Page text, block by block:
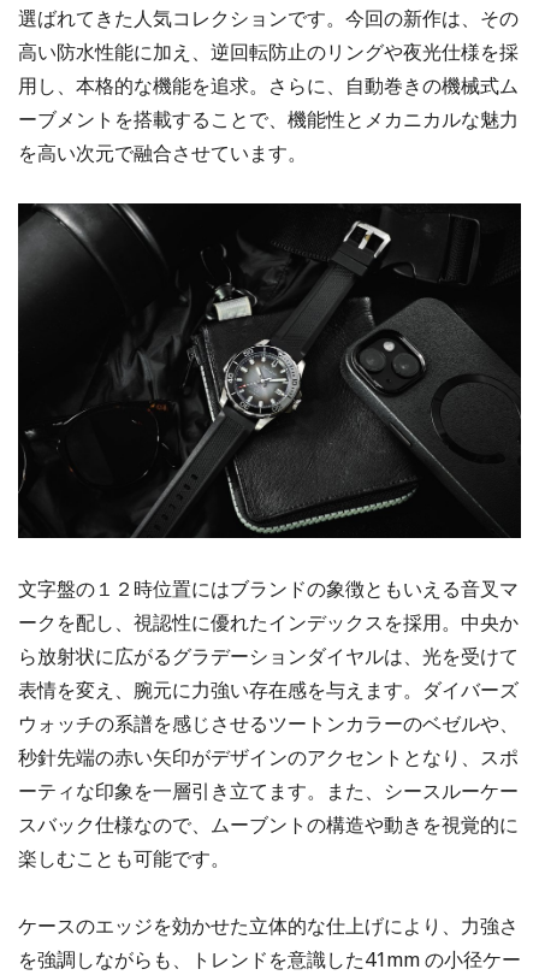
選ばれてきた人気コレクションです。今回の新作は、その
高い防水性能に加え、逆回転防止のリングや夜光仕様を採
用し、本格的な機能を追求。さらに、自動巻きの機械式ム
ーブメントを搭載することで、機能性とメカニカルな魅力
を高い次元で融合させています。
文字盤の１２時位置にはブランドの象徴ともいえる音叉マ
ークを配し、視認性に優れたインデックスを採用。中央か
ら放射状に広がるグラデーションダイヤルは、光を受けて
表情を変え、腕元に力強い存在感を与えます。ダイバーズ
ウォッチの系譜を感じさせるツートンカラーのベゼルや、
秒針先端の赤い矢印がデザインのアクセントとなり、スポ
ーティな印象を一層引き立てます。また、シースルーケー
スバック仕様なので、ムーブントの構造や動きを視覚的に
楽しむことも可能です。
ケースのエッジを効かせた立体的な仕上げにより、力強さ
を強調しながらも、トレンドを意識した41mm の小径ケー